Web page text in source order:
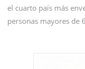
el cuarto país más
personas mayores de